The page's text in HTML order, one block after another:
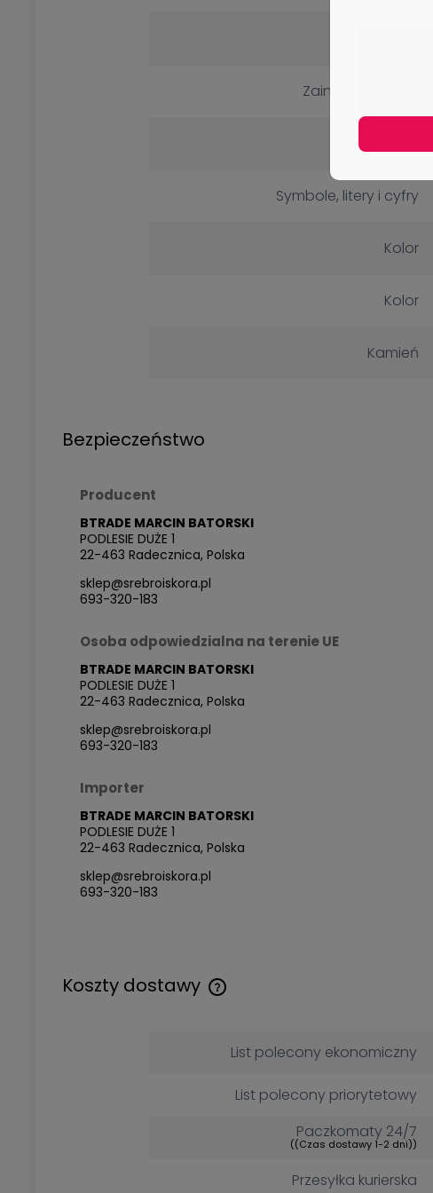
Zainteresowania
Dekoracje
Symbole, litery i cyfry
Kolor
Kolor
Kamień
Bezpieczeństwo
Producent
BTRADE MARCIN BATORSKI
PODLESIE DUŻE 1
22-463 Radecznica, Polska
sklep@srebroiskora.pl
693-320-183
Osoba odpowiedzialna na terenie UE
BTRADE MARCIN BATORSKI
PODLESIE DUŻE 1
22-463 Radecznica, Polska
sklep@srebroiskora.pl
693-320-183
Importer
BTRADE MARCIN BATORSKI
PODLESIE DUŻE 1
22-463 Radecznica, Polska
sklep@srebroiskora.pl
693-320-183
Koszty dostawy
kosztów płatności
List polecony ekonomiczny
List polecony priorytetowy
Paczkomaty 24/7
((Czas dostawy 1-2 dni))
Przesyłka kurierska